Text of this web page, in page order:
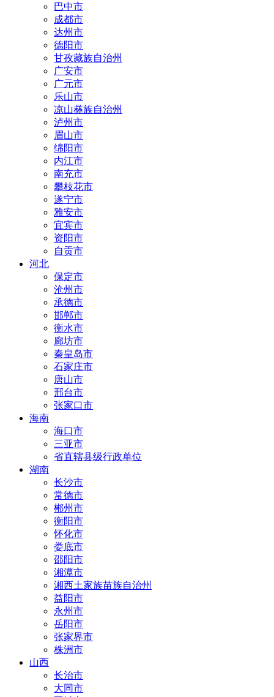
巴中市
成都市
达州市
德阳市
甘孜藏族自治州
广安市
广元市
乐山市
凉山彝族自治州
泸州市
眉山市
绵阳市
内江市
南充市
攀枝花市
遂宁市
雅安市
宜宾市
资阳市
自贡市
河北
保定市
沧州市
承德市
邯郸市
衡水市
廊坊市
秦皇岛市
石家庄市
唐山市
邢台市
张家口市
海南
海口市
三亚市
省直辖县级行政单位
湖南
长沙市
常德市
郴州市
衡阳市
怀化市
娄底市
邵阳市
湘潭市
湘西土家族苗族自治州
益阳市
永州市
岳阳市
张家界市
株洲市
山西
长治市
大同市